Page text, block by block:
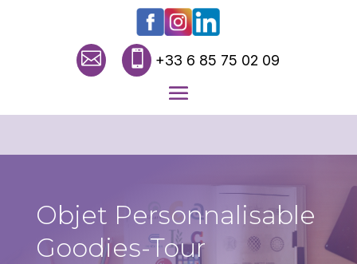
  +33 6 85 75 02 09
Objet Personnalisable
Goodies-Tour